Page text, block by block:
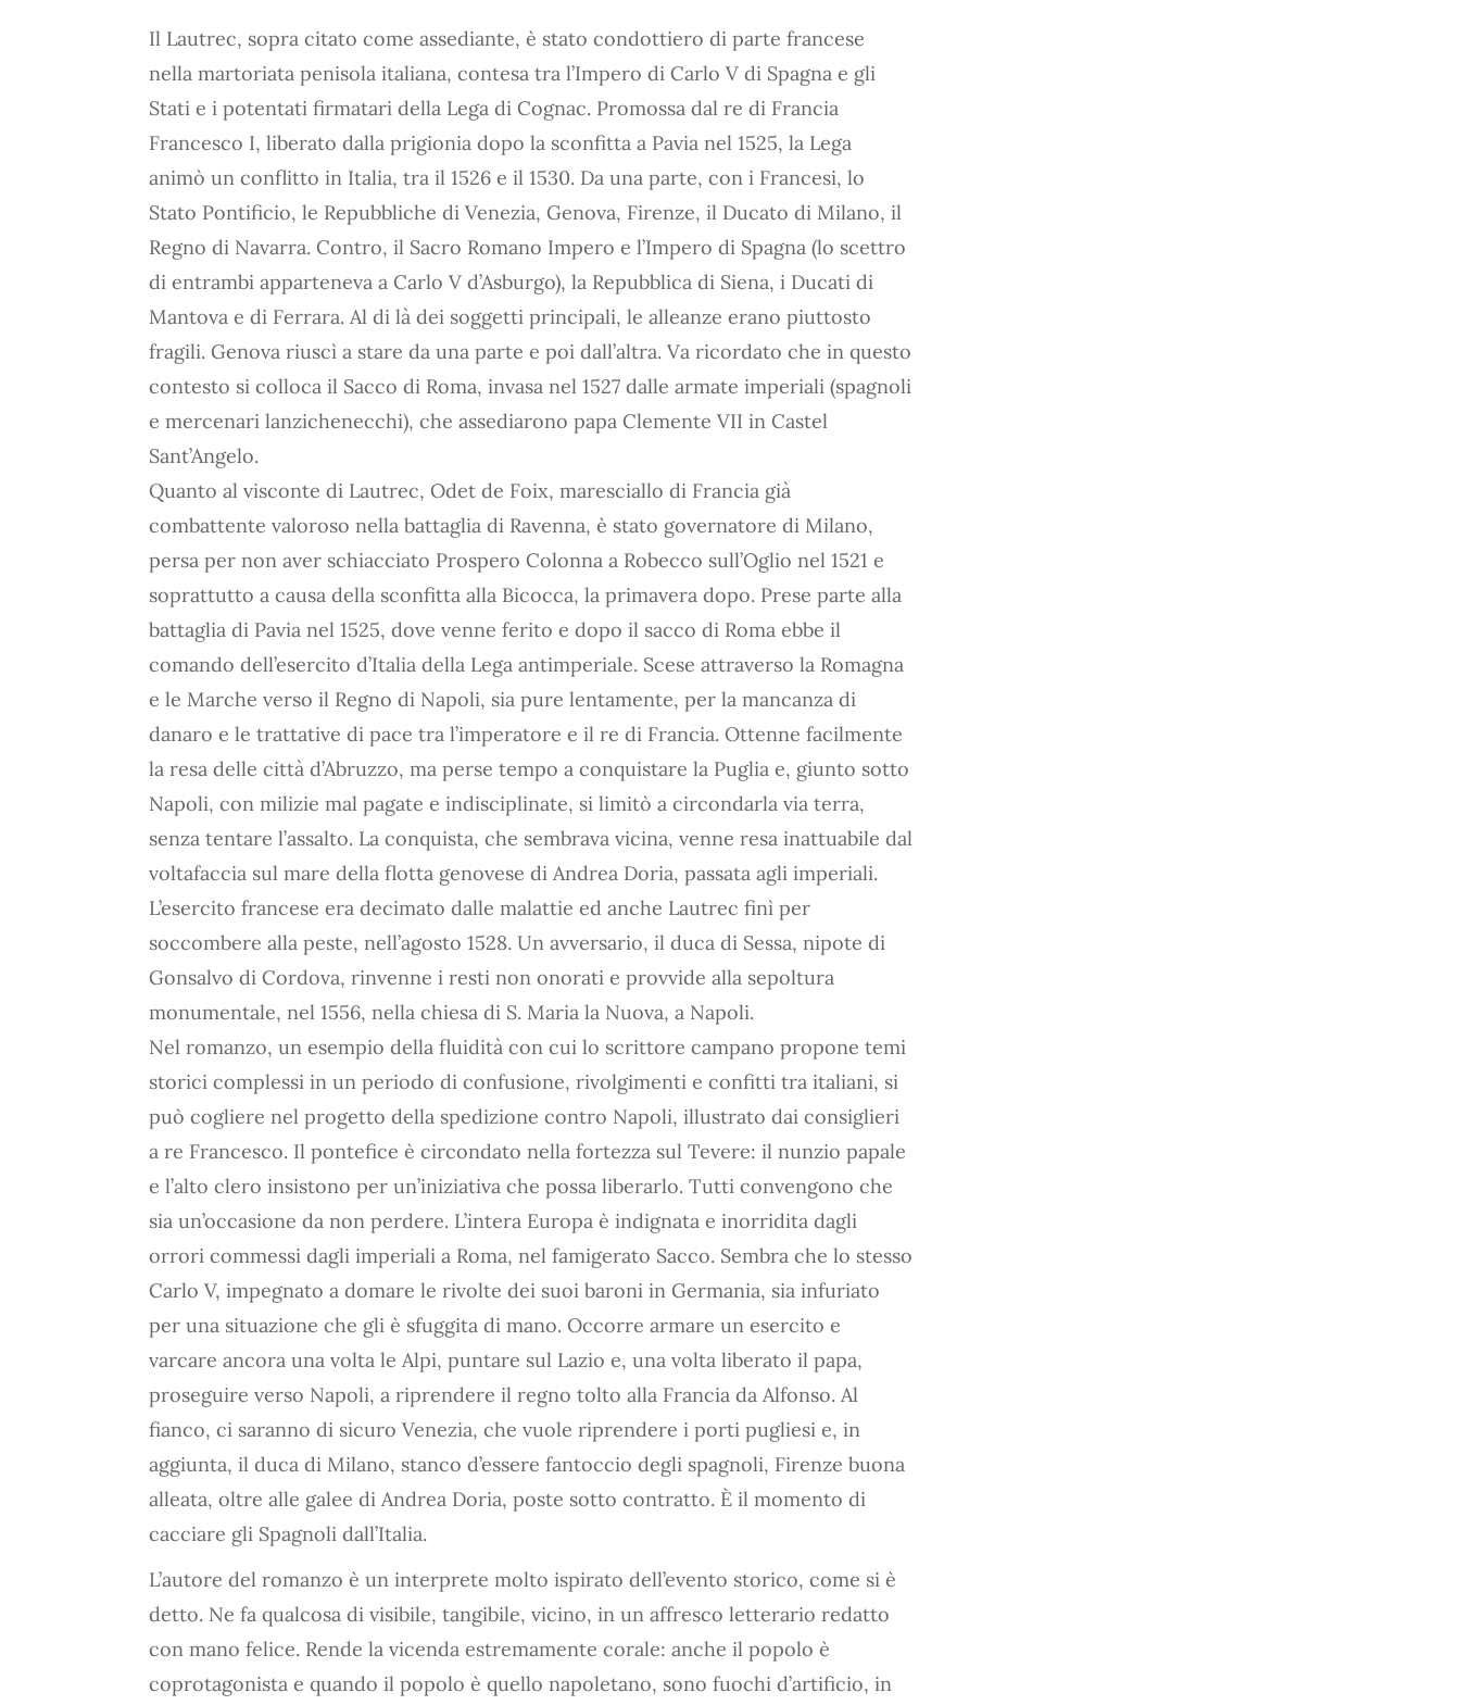
Il Lautrec, sopra citato come assediante, è stato condottiero di parte francese
nella martoriata penisola italiana, contesa tra l’Impero di Carlo V di Spagna e gli
Stati e i potentati firmatari della Lega di Cognac. Promossa dal re di Francia
Francesco I, liberato dalla prigionia dopo la sconfitta a Pavia nel 1525, la Lega
animò un conflitto in Italia, tra il 1526 e il 1530. Da una parte, con i Francesi, lo
Stato Pontificio, le Repubbliche di Venezia, Genova, Firenze, il Ducato di Milano, il
Regno di Navarra. Contro, il Sacro Romano Impero e l’Impero di Spagna (lo scettro
di entrambi apparteneva a Carlo V d’Asburgo), la Repubblica di Siena, i Ducati di
Mantova e di Ferrara. Al di là dei soggetti principali, le alleanze erano piuttosto
fragili. Genova riuscì a stare da una parte e poi dall’altra. Va ricordato che in questo
contesto si colloca il Sacco di Roma, invasa nel 1527 dalle armate imperiali (spagnoli
e mercenari lanzichenecchi), che assediarono papa Clemente VII in Castel
Sant’Angelo.
Quanto al visconte di Lautrec, Odet de Foix, maresciallo di Francia già
combattente valoroso nella battaglia di Ravenna, è stato governatore di Milano,
persa per non aver schiacciato Prospero Colonna a Robecco sull’Oglio nel 1521 e
soprattutto a causa della sconfitta alla Bicocca, la primavera dopo. Prese parte alla
battaglia di Pavia nel 1525, dove venne ferito e dopo il sacco di Roma ebbe il
comando dell’esercito d’Italia della Lega antimperiale. Scese attraverso la Romagna
e le Marche verso il Regno di Napoli, sia pure lentamente, per la mancanza di
danaro e le trattative di pace tra l’imperatore e il re di Francia. Ottenne facilmente
la resa delle città d’Abruzzo, ma perse tempo a conquistare la Puglia e, giunto sotto
Napoli, con milizie mal pagate e indisciplinate, si limitò a circondarla via terra,
senza tentare l’assalto. La conquista, che sembrava vicina, venne resa inattuabile dal
voltafaccia sul mare della flotta genovese di Andrea Doria, passata agli imperiali.
L’esercito francese era decimato dalle malattie ed anche Lautrec finì per
soccombere alla peste, nell’agosto 1528. Un avversario, il duca di Sessa, nipote di
Gonsalvo di Cordova, rinvenne i resti non onorati e provvide alla sepoltura
monumentale, nel 1556, nella chiesa di S. Maria la Nuova, a Napoli.
Nel romanzo, un esempio della fluidità con cui lo scrittore campano propone temi
storici complessi in un periodo di confusione, rivolgimenti e confitti tra italiani, si
può cogliere nel progetto della spedizione contro Napoli, illustrato dai consiglieri
a re Francesco. Il pontefice è circondato nella fortezza sul Tevere: il nunzio papale
e l’alto clero insistono per un’iniziativa che possa liberarlo. Tutti convengono che
sia un’occasione da non perdere. L’intera Europa è indignata e inorridita dagli
orrori commessi dagli imperiali a Roma, nel famigerato Sacco. Sembra che lo stesso
Carlo V, impegnato a domare le rivolte dei suoi baroni in Germania, sia infuriato
per una situazione che gli è sfuggita di mano. Occorre armare un esercito e
varcare ancora una volta le Alpi, puntare sul Lazio e, una volta liberato il papa,
proseguire verso Napoli, a riprendere il regno tolto alla Francia da Alfonso. Al
fianco, ci saranno di sicuro Venezia, che vuole riprendere i porti pugliesi e, in
aggiunta, il duca di Milano, stanco d’essere fantoccio degli spagnoli, Firenze buona
alleata, oltre alle galee di Andrea Doria, poste sotto contratto. È il momento di
cacciare gli Spagnoli dall’Italia.
L’autore del romanzo è un interprete molto ispirato dell’evento storico, come si è
detto. Ne fa qualcosa di visibile, tangibile, vicino, in un affresco letterario redatto
con mano felice. Rende la vicenda estremamente corale: anche il popolo è
coprotagonista e quando il popolo è quello napoletano, sono fuochi d’artificio, in